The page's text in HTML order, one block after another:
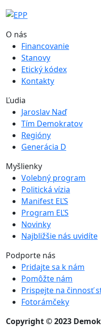
O nás
Financovanie
Stanovy
Etický kódex
Kontakty
Ľudia
Jaroslav Naď
Tím Demokratov
Regióny
Generácia D
Myšlienky
Volebný program
Politická vízia
Manifest EĽS
Program EĽS
Novinky
Najbližšie nás uvidíte
Podporte nás
Pridajte sa k nám
Pomôžte nám
Prispejte na činnosť
Fotorámčeky
Copyright © 2023